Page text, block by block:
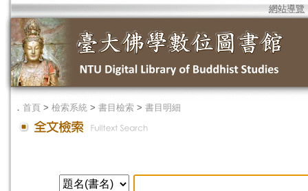
網站導覽
． 首頁 > 檢索系統 > 書目檢索 > 書目明細